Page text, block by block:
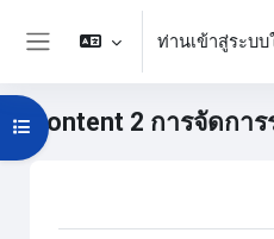
ข้ามไปที่เนื้อหาหลัก
ท่านเข้าสู่ระบ
Content 2 การจัดกา
Open course index
Section outline